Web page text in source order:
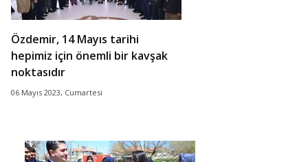
Özdemir, 14 Mayıs tarihi
hepimiz için önemli bir kavşak
noktasıdır
06 Mayıs 2023, Cumartesi